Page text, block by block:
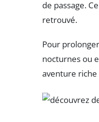
de passage.
retrouvé.
Pour
nocturnes ou
aventure